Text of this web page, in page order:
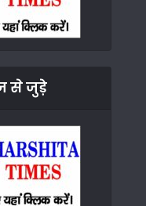
से जुड़े